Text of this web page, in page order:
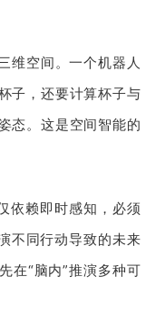
维空间。一个机器人
子，还要计算杯子与
态。这是空间智能的
依赖即时感知，必须
不同行动导致的未来
在“脑内”推演多种可